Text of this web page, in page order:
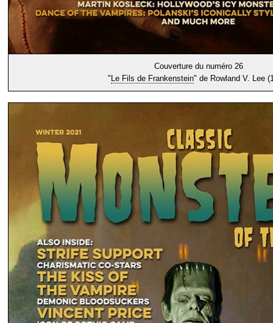
Couverture du numéro 26
"Le Fils de Frankenstein" de Rowland V. Lee